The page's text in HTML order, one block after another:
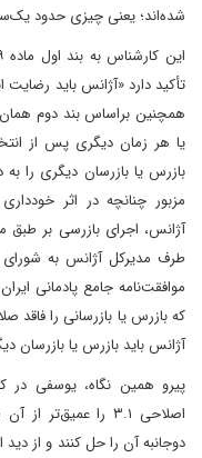
شده‌اند؛ یعنی چیزی حدود
تأکید دارد «آژانس باید رضایت
همچنین براساس بند دوم همان
یا هر زمان دیگری پس از
بازرس یا بازرسان دیگری را
مزبور چنانچه در اثر
آژانس، اجرای بازرسی بر طبق
طرف مدیرکل آژانس به
موافقت‌نامه جامع پادمانی
که بازرس یا بازرسانی را
آژانس باید بازرس یا بازرسان
پیرو همین نگاه، یوسفی در
اصلاحی ۳.۱ را
دوجانبه آن را حل کنند و از